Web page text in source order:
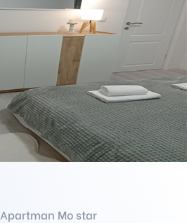
Apartman Mo star